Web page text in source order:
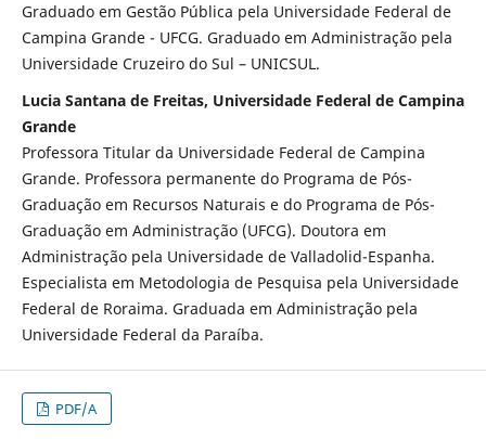
Graduado em Gestão Pública pela Universidade Federal de
Campina Grande - UFCG. Graduado em Administração pela
Universidade Cruzeiro do Sul – UNICSUL.
Lucia Santana de Freitas, Universidade Federal de Campina
Grande
Professora Titular da Universidade Federal de Campina
Grande. Professora permanente do Programa de Pós-
Graduação em Recursos Naturais e do Programa de Pós-
Graduação em Administração (UFCG). Doutora em
Administração pela Universidade de Valladolid-Espanha.
Especialista em Metodologia de Pesquisa pela Universidade
Federal de Roraima. Graduada em Administração pela
Universidade Federal da Paraíba.
PDF/A